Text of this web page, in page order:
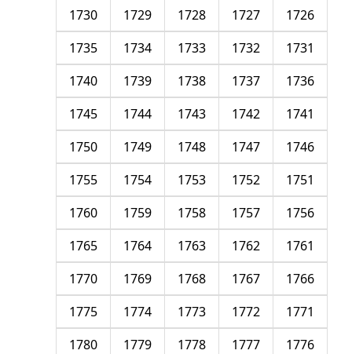
1726
1727
1728
1729
1730
1731
1732
1733
1734
1735
1736
1737
1738
1739
1740
1741
1742
1743
1744
1745
1746
1747
1748
1749
1750
1751
1752
1753
1754
1755
1756
1757
1758
1759
1760
1761
1762
1763
1764
1765
1766
1767
1768
1769
1770
1771
1772
1773
1774
1775
1776
1777
1778
1779
1780